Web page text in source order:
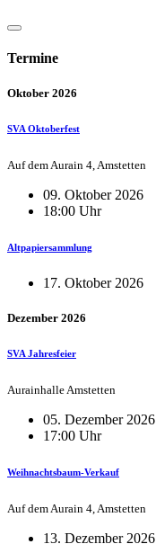
Termine
Oktober 2026
SVA Oktoberfest
Auf dem Aurain 4, Amstetten
09. Oktober 2026
18:00 Uhr
Altpapiersammlung
17. Oktober 2026
Dezember 2026
SVA Jahresfeier
Aurainhalle Amstetten
05. Dezember 2026
17:00 Uhr
Weihnachtsbaum-Verkauf
Auf dem Aurain 4, Amstetten
13. Dezember 2026